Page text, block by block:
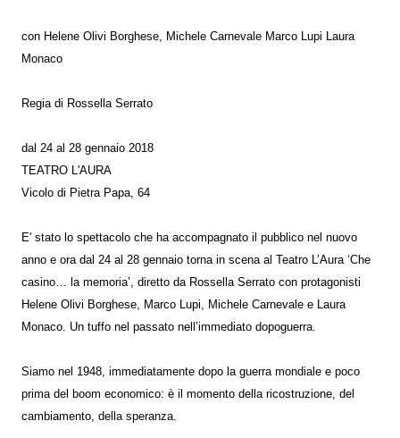
con Helene Olivi Borghese, Michele Carnevale Marco Lupi Laura
Monaco
Regia di Rossella Serrato
dal 24 al 28 gennaio 2018
TEATRO L'AURA
Vicolo di Pietra Papa, 64
E' stato lo spettacolo che ha accompagnato il pubblico nel nuovo
anno e ora dal 24 al 28 gennaio torna in scena al Teatro L’Aura ‘Che
casino… la memoria’, diretto da Rossella Serrato con protagonisti
Helene Olivi Borghese, Marco Lupi, Michele Carnevale e Laura
Monaco. Un tuffo nel passato nell’immediato dopoguerra.
Siamo nel 1948, immediatamente dopo la guerra mondiale e poco
prima del boom economico: è il momento della ricostruzione, del
cambiamento, della speranza.